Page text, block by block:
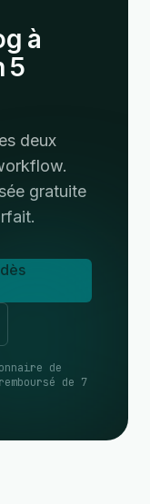
à
5
deux
gratuite
de
de 7